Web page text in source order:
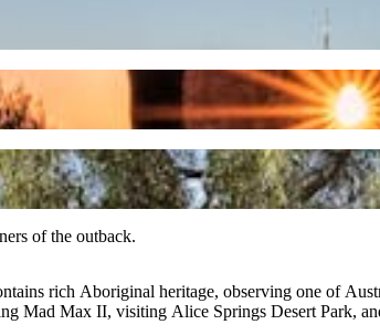
of the outback.
rich Aboriginal heritage, observing one of
Mad Max II, visiting Alice Springs Desert Park,